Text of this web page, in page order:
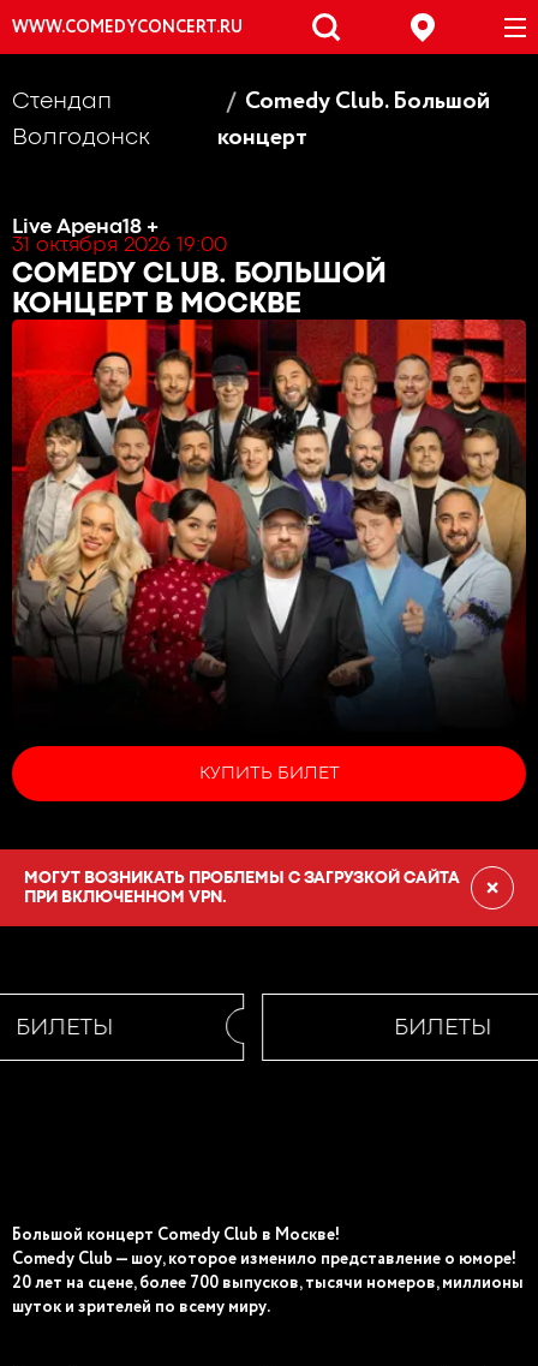
WWW.COMEDYCONCERT.RU
Стендап
Волгодонск
Comedy Club. Большой
концерт
Live Арена18 +
31 октября 2026 19:00
COMEDY CLUB. БОЛЬШОЙ
КОНЦЕРТ В МОСКВЕ
КУПИТЬ БИЛЕТ
МОГУТ ВОЗНИКАТЬ ПРОБЛЕМЫ С ЗАГРУЗКОЙ САЙТА
ПРИ ВКЛЮЧЕННОМ VPN.
×
БИЛЕТЫ БИЛЕТЫ
Большой концерт Comedy Club в Москве!
Comedy Club — шоу, которое изменило представление о юморе!
20 лет на сцене, более 700 выпусков, тысячи номеров, миллионы
шуток и зрителей по всему миру.